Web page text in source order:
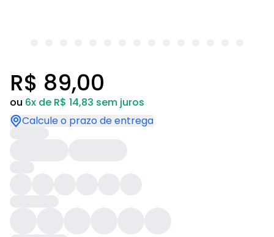
R$ 89,00
ou 6x de R$ 14,83 sem juros
Calcule o prazo de entrega